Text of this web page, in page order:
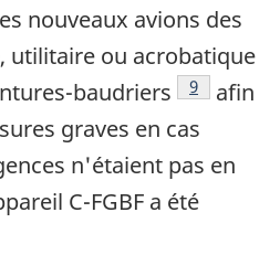
nouveaux avions des
utilitaire ou acrobatique
baudriers
Note de
9
afin
graves en cas
n'étaient pas en
C-FGBF a été